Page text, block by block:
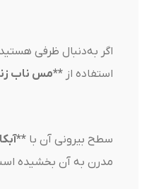
اگر به‌دنبال ظرفی
استفاده از **مس ناب
سطح بیرونی آن با
مدرن به آن بخشیده